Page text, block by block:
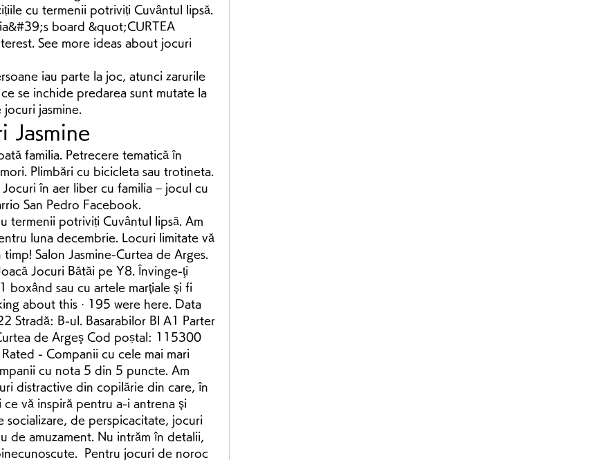
cu termenii potriviți Cuvântul lipsă.
board &quot;CURTEA
See more ideas about jocuri
iau parte la joc, atunci zarurile
se inchide predarea sunt mutate la
jasmine.
Jasmine
familia. Petrecere tematică în
Plimbări cu bicicleta sau trotineta.
în aer liber cu familia – jocul cu
San Pedro Facebook.
termenii potriviți Cuvântul lipsă. Am
luna decembrie. Locuri limitate vă
Salon Jasmine-Curtea de Arges.
Jocuri Bătăi pe Y8. Învinge-ţi
boxând sau cu artele marţiale şi fi
about this · 195 were here. Data
Stradă: B-ul. Basarabilor Bl A1 Parter
de Argeş Cod poștal: 115300
- Companii cu cele mai mari
cu nota 5 din 5 puncte. Am
distractive din copilărie din care, în
ce vă inspiră pentru a-i antrena şi
socializare, de perspicacitate, jocuri
de amuzament. Nu intrăm în detalii,
Pentru jocuri de noroc